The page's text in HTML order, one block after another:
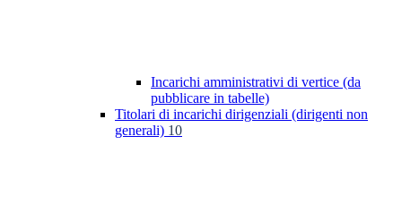
Incarichi amministrativi di vertice (da
pubblicare in tabelle)
Titolari di incarichi dirigenziali (dirigenti non
generali) 10